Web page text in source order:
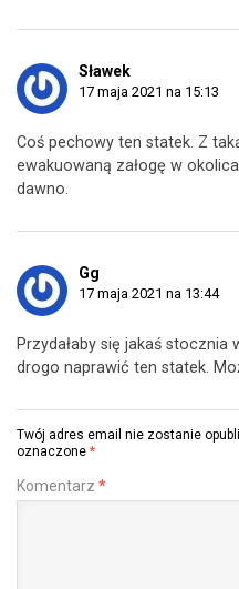
Sławek
17 maja 2021 na 15:13
Coś pechowy ten statek. Z
ewakuowaną załogę w
dawno.
Gg
17 maja 2021 na 13:44
Przydałaby się jakaś
drogo naprawić ten statek.
Twój adres email nie zostanie
oznaczone *
Komentarz *